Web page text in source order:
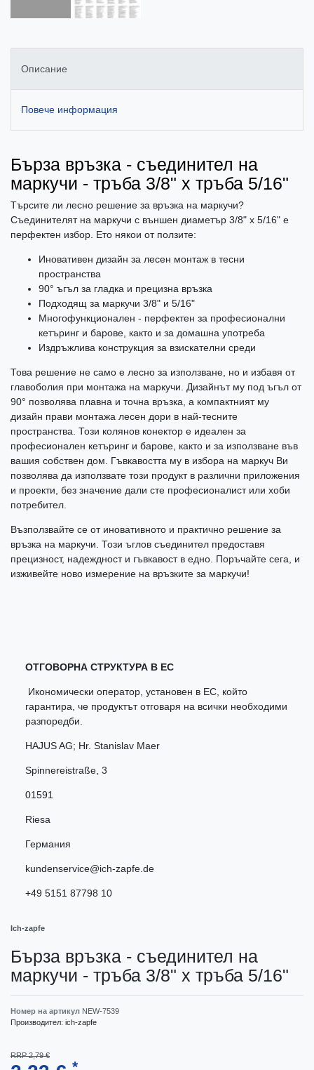
Описание
Повече информация
Бърза връзка - съединител на
маркучи - тръба 3/8" x тръба 5/16"
Търсите ли лесно решение за връзка на маркучи?
Съединителят на маркучи с външен диаметър 3/8" x 5/16" е
перфектен избор. Ето някои от ползите:
Иновативен дизайн за лесен монтаж в тесни
пространства
90° ъгъл за гладка и прецизна връзка
Подходящ за маркучи 3/8" и 5/16"
Многофункционален - перфектен за професионални
кетъринг и барове, както и за домашна употреба
Издръжлива конструкция за взискателни среди
Това решение не само е лесно за използване, но и избавя от
главоболия при монтажа на маркучи. Дизайнът му под ъгъл от
90° позволява плавна и точна връзка, а компактният му
дизайн прави монтажа лесен дори в най-тесните
пространства. Този колянов конектор е идеален за
професионален кетъринг и барове, както и за използване във
вашия собствен дом. Гъвкавостта му в избора на маркуч Ви
позволява да използвате този продукт в различни приложения
и проекти, без значение дали сте професионалист или хоби
потребител.
Възползвайте се от иновативното и практично решение за
връзка на маркучи. Този ъглов съединител предоставя
прецизност, надеждност и гъвкавост в едно. Поръчайте сега, и
изживейте ново измерение на връзките за маркучи!
ОТГОВОРНА СТРУКТУРА В ЕС
Икономически оператор, установен в ЕС, който
гарантира, че продуктът отговаря на всички необходими
разпоредби.
HAJUS AG; Hr. Stanislav Maer
Spinnereistraße 3
01591
Riesa
Германия
kundenservice@ich-zapfe.de
+49 5151 87798 10
Ich-zapfe
Бърза връзка - съединител на
маркучи - тръба 3/8" x тръба 5/16"
Номер на артикул NEW-7539
Производител: ich-zapfe
RRP 2,79 €
*